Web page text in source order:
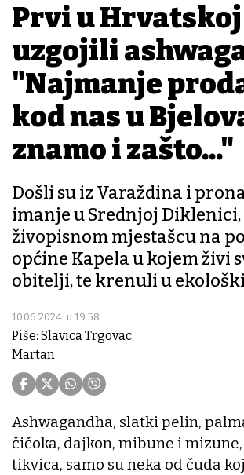
Prvi u Hrvatskoj
uzgojili
"Najmanje
kod nas u
znamo i zašto..."
Došli su iz Varaždina i
imanje u Srednjoj Diklenici,
živopisnom mjestašcu na
općine Kapela u kojem živi
obitelji, te krenuli u
10.06.2024. u 19:58
Piše: Slavica Trgovac
Martan
Ashwagandha, slatki pelin,
čičoka, dajkon, mibune i
tikvica, samo su neka od čuda